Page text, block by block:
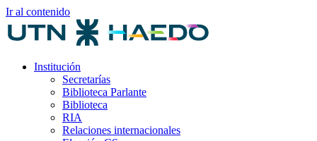
Ir al contenido
Institución
Secretarías
Biblioteca Parlante
Biblioteca
RIA
Relaciones internacionales